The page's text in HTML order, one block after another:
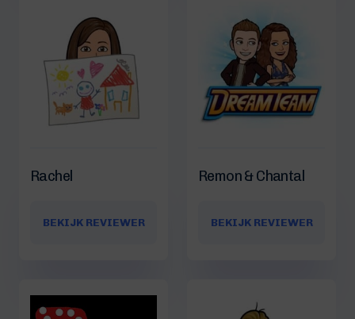
Rachel
BEKIJK REVIEWER
Remon & Chantal
BEKIJK REVIEWER